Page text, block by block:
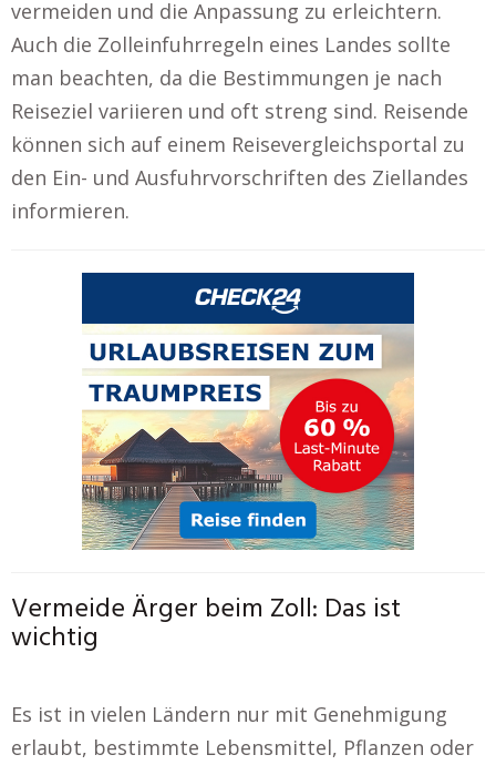
vermeiden und die Anpassung zu erleichtern.
Auch die Zolleinfuhrregeln eines Landes sollte
man beachten, da die Bestimmungen je nach
Reiseziel variieren und oft streng sind. Reisende
können sich auf einem Reisevergleichsportal zu
den Ein- und Ausfuhrvorschriften des Ziellandes
informieren.
Vermeide Ärger beim Zoll: Das ist
wichtig
Es ist in vielen Ländern nur mit Genehmigung
erlaubt, bestimmte Lebensmittel, Pflanzen oder